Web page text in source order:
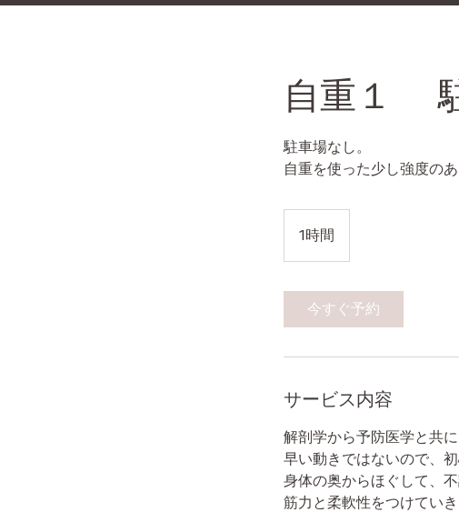
自重１
駐車場なし。
自重を使った少し強度の
1時間
時
今すぐ予約
サービス内容
解剖学から予防医学と共
早い動きではないので、初
身体の奥からほぐして、
筋力と柔軟性をつけていき